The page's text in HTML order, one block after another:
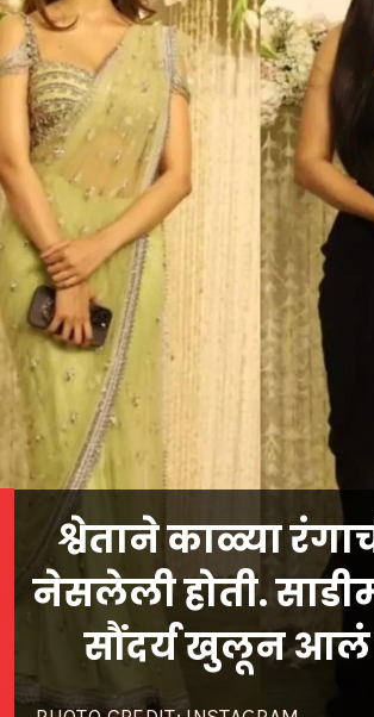
श्वेताने काळ्या
नेसलेली होती.
सौंदर्य खुलून आलं